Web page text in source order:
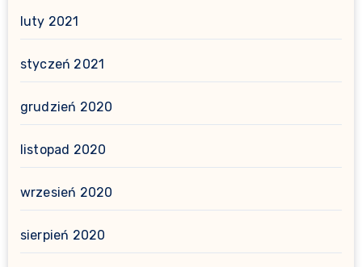
luty 2021
styczeń 2021
grudzień 2020
listopad 2020
wrzesień 2020
sierpień 2020